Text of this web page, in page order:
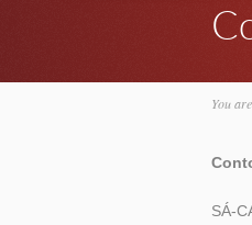
You
SÁ-